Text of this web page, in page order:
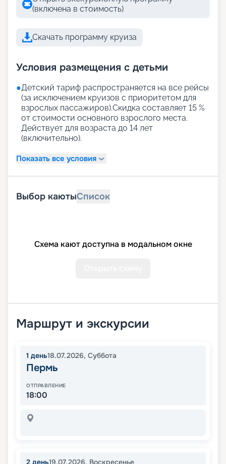
(включена в стоимость)
Скачать программу круиза
Условия размещения с детьми
●Детский тариф распространяется на все рейсы
(за исключением круизов с приоритетом для
взрослых пассажиров).Скидка составляет 15 %
от стоимости основного взрослого места.
Действует для возраста до 14 лет
(включительно).
Показать все условия
Выбор каютыСписок
Схема кают доступна в модальном окне
Маршрут и экскурсии
1 день18.07.2026, Суббота
Пермь
ОТПРАВЛЕНИЕ
18:00
2 день19.07.2026, Воскресенье